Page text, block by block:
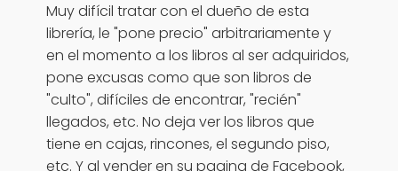
Muy difícil tratar con el dueño de esta
librería, le "pone precio" arbitrariamente y
en el momento a los libros al ser adquiridos,
pone excusas como que son libros de
"culto", difíciles de encontrar, "recién"
llegados, etc. No deja ver los libros que
tiene en cajas, rincones, el segundo piso,
etc. Y al vender en su pagina de Facebook,